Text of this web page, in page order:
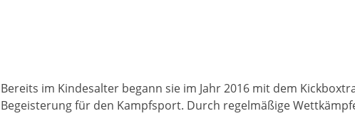
Bereits im Kindesalter begann sie im Jahr 2016 mit dem
Begeisterung für den Kampfsport. Durch regelmäßige